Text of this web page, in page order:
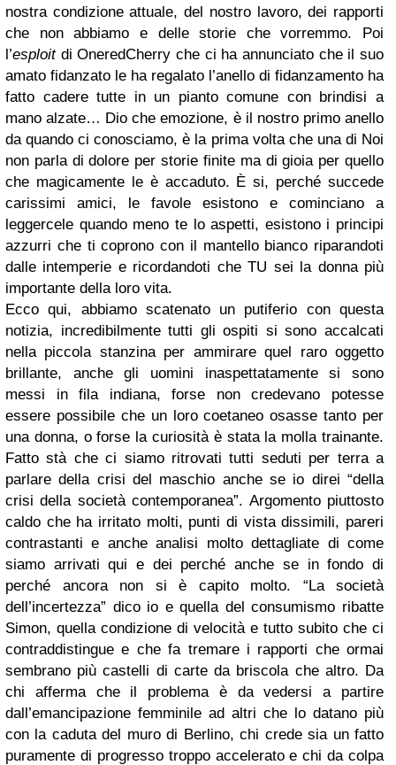
nostra condizione attuale, del nostro lavoro, dei rapporti
che non abbiamo e delle storie che vorremmo. Poi
l’esploitdi OneredCherry che ci ha annunciato che il suo
amato fidanzato le ha regalato l’anello di fidanzamento ha
fatto cadere tutte in un pianto comune con brindisi a
mano alzate… Dio che emozione, è il nostro primo anello
da quando ci conosciamo, è la prima volta che una di Noi
non parla di dolore per storie finite ma di gioia per quello
che magicamente le è accaduto. È si, perché succede
carissimi amici, le favole esistono e cominciano a
leggercele quando meno te lo aspetti, esistono i principi
azzurri che ti coprono con il mantello bianco riparandoti
dalle intemperie e ricordandoti che TU sei la donna più
importante della loro vita.
Ecco qui, abbiamo scatenato un putiferio con questa
notizia, incredibilmente tutti gli ospiti si sono accalcati
nella piccola stanzina per ammirare quel raro oggetto
brillante, anche gli uomini inaspettatamente si sono
messi in fila indiana, forse non credevano potesse
essere possibile che un loro coetaneo osasse tanto per
una donna, o forse la curiosità è stata la molla trainante.
Fatto stà che ci siamo ritrovati tutti seduti per terra a
parlare della crisi del maschio anche se io direi “della
crisi della società contemporanea”. Argomento piuttosto
caldo che ha irritato molti, punti di vista dissimili, pareri
contrastanti e anche analisi molto dettagliate di come
siamo arrivati qui e dei perché anche se in fondo di
perché ancora non si è capito molto. “La società
dell’incertezza” dico io e quella del consumismo ribatte
Simon, quella condizione di velocità e tutto subito che ci
contraddistingue e che fa tremare i rapporti che ormai
sembrano più castelli di carte da briscola che altro. Da
chi afferma che il problema è da vedersi a partire
dall’emancipazione femminile ad altri che lo datano più
con la caduta del muro di Berlino, chi crede sia un fatto
puramente di progresso troppo accelerato e chi da colpa